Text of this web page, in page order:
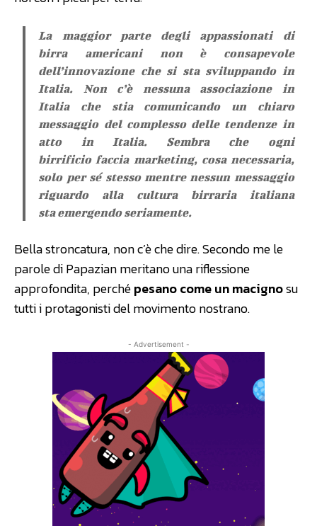
La maggior parte degli appassionati di
birra americani non è consapevole
dell’innovazione che si sta sviluppando in
Italia. Non c’è nessuna associazione in
Italia che stia comunicando un chiaro
messaggio del complesso delle tendenze in
atto in Italia. Sembra che ogni
birrificio faccia marketing, cosa necessaria,
solo per sé stesso mentre nessun messaggio
riguardo alla cultura birraria italiana
sta emergendo seriamente.
Bella stroncatura, non c’è che dire. Secondo me le
parole di Papazian meritano una riflessione
approfondita, perchépesano come un macignosu
tutti i protagonisti del movimento nostrano.
- Advertisement -